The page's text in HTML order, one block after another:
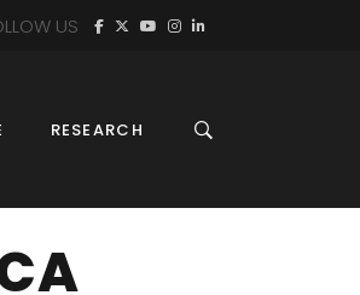
US
RESEARCH